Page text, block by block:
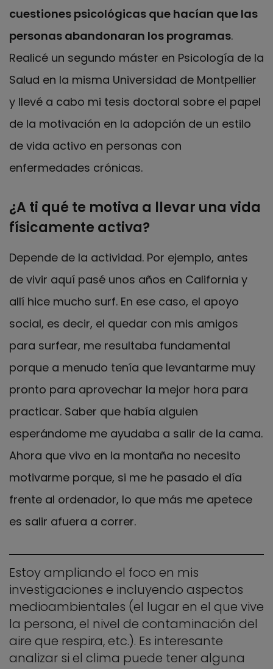
cuestiones psicológicas que hacían que las
personas abandonaran los programas.
Realicé un segundo máster en Psicología de la
Salud en la misma Universidad de Montpellier
y llevé a cabo mi tesis doctoral sobre el papel
de la motivación en la adopción de un estilo
de vida activo en personas con
enfermedades crónicas.
¿A ti qué te motiva a llevar una vida
físicamente activa?
Depende de la actividad. Por ejemplo, antes
de vivir aquí pasé unos años en California y
allí hice mucho surf. En ese caso, el apoyo
social, es decir, el quedar con mis amigos
para surfear, me resultaba fundamental
porque a menudo tenía que levantarme muy
pronto para aprovechar la mejor hora para
practicar. Saber que había alguien
esperándome me ayudaba a salir de la cama.
Ahora que vivo en la montaña no necesito
motivarme porque, si me he pasado el día
frente al ordenador, lo que más me apetece
es salir afuera a correr.
Estoy ampliando el foco en mis
investigaciones e incluyendo aspectos
medioambientales (el lugar en el que vive
la persona, el nivel de contaminación del
aire que respira, etc.). Es interesante
analizar si el clima puede tener alguna